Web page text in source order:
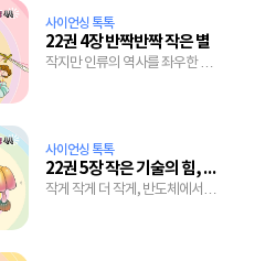
사이언싱 톡톡
22권 4장 반짝반짝 작은 별
작지만 인류의 역사를 좌우한 별
사이언싱 톡톡
22권 5장 작은 기술의 힘, 나노 테크놀로지
작게 작게 더 작게, 반도체에서